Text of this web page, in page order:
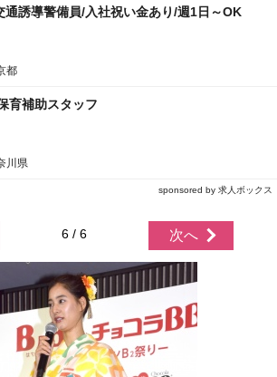
通誘導警備員/入社祝い金あり/週1日～OK
都
育補助スタッフ
川県
sponsored by 求人ボックス
6 / 6 次へ